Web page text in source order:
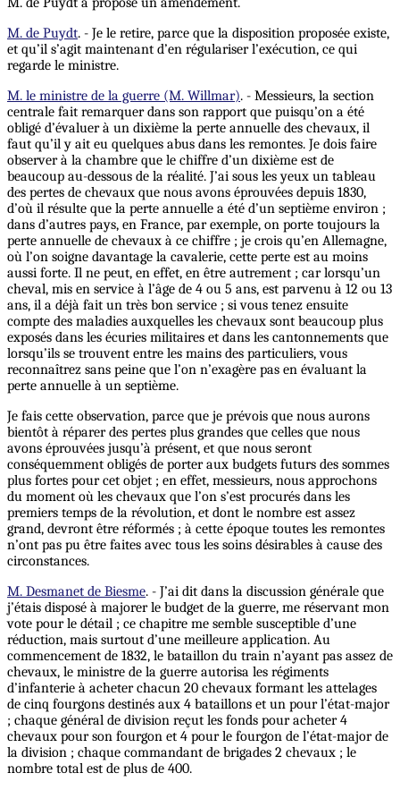
M. de Puydt. - Je le retire, parce que la disposition proposée existe,
et qu’il s’agit maintenant d’en régulariser l’exécution, ce qui
regarde le ministre.
M. le ministre de la guerre (M. Willmar). - Messieurs, la section
centrale fait remarquer dans son rapport que puisqu’on a été
obligé d’évaluer à un dixième la perte annuelle des chevaux, il
faut qu’il y ait eu quelques abus dans les remontes. Je dois faire
observer à la chambre que le chiffre d’un dixième est de
beaucoup au-dessous de la réalité. J’ai sous les yeux un tableau
des pertes de chevaux que nous avons éprouvées depuis 1830,
d’où il résulte que la perte annuelle a été d’un septième environ ;
dans d’autres pays, en France, par exemple, on porte toujours la
perte annuelle de chevaux à ce chiffre ; je crois qu’en Allemagne,
où l’on soigne davantage la cavalerie, cette perte est au moins
aussi forte. Il ne peut, en effet, en être autrement ; car lorsqu’un
cheval, mis en service à l’âge de 4 ou 5 ans, est parvenu à 12 ou 13
ans, il a déjà fait un très bon service ; si vous tenez ensuite
compte des maladies auxquelles les chevaux sont beaucoup plus
exposés dans les écuries militaires et dans les cantonnements que
lorsqu’ils se trouvent entre les mains des particuliers, vous
reconnaîtrez sans peine que l’on n’exagère pas en évaluant la
perte annuelle à un septième.
Je fais cette observation, parce que je prévois que nous aurons
bientôt à réparer des pertes plus grandes que celles que nous
avons éprouvées jusqu’à présent, et que nous seront
conséquemment obligés de porter aux budgets futurs des sommes
plus fortes pour cet objet ; en effet, messieurs, nous approchons
du moment où les chevaux que l’on s’est procurés dans les
premiers temps de la révolution, et dont le nombre est assez
grand, devront être réformés ; à cette époque toutes les remontes
n’ont pas pu être faites avec tous les soins désirables à cause des
circonstances.
M. Desmanet de Biesme. - J’ai dit dans la discussion générale que
j’étais disposé à majorer le budget de la guerre, me réservant mon
vote pour le détail ; ce chapitre me semble susceptible d’une
réduction, mais surtout d’une meilleure application. Au
commencement de 1832, le bataillon du train n’ayant pas assez de
chevaux, le ministre de la guerre autorisa les régiments
d’infanterie à acheter chacun 20 chevaux formant les attelages
de cinq fourgons destinés aux 4 bataillons et un pour l’état-major
; chaque général de division reçut les fonds pour acheter 4
chevaux pour son fourgon et 4 pour le fourgon de l’état-major de
la division ; chaque commandant de brigades 2 chevaux ; le
nombre total est de plus de 400.